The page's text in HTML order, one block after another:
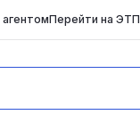
агентомПерейти на ЭТП